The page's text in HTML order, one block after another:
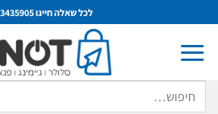
to
content
לכל שאלה חייגו 054-3435905